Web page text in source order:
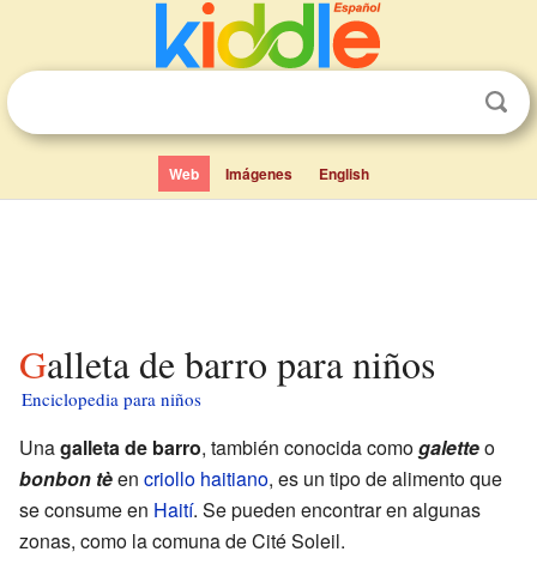
Web Imágenes English
Galleta de barro para niños
Enciclopedia para niños
Unagalleta de barro, también conocida comogaletteo
bonbon tèen criollo haitiano, es un tipo de alimento que
se consume en Haití. Se pueden encontrar en algunas
zonas, como la comuna de Cité Soleil.